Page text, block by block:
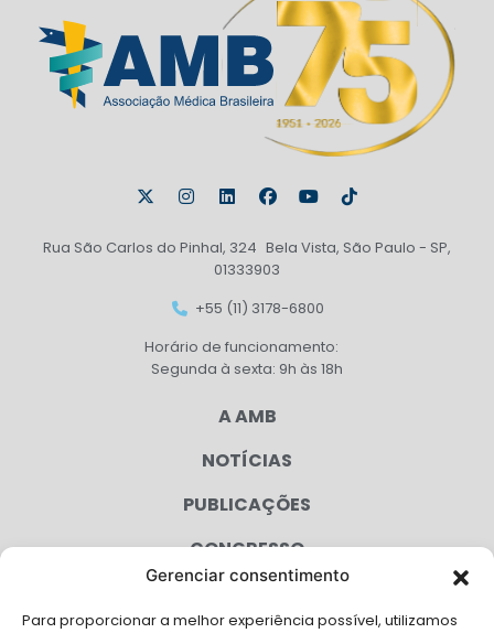
Gerenciar consentimento
Para proporcionar a melhor experiência possível, utilizamos
Rua São Carlos do Pinhal, 324 Bela Vista, São Paulo - SP,
01333903
+55 (11) 3178-6800
Horário de funcionamento:
Segunda à sexta: 9h às 18h
A AMB
NOTÍCIAS
PUBLICAÇÕES
CONGRESSO